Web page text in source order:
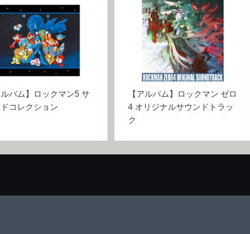
ルバム】ロックマン5 サ
コレクション
【アルバム】ロックマン ゼロ
4 オリジナルサウンドトラッ
ク